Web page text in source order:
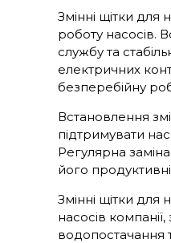
Змінні щітки
роботу насосів.
службу та
електричних
безперебійну
Встановлення
підтримувати
Регулярна
його
Змінні щітки для
насосів
водопостачання